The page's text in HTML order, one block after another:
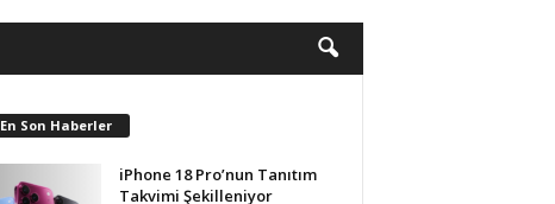
En Son Haberler
iPhone 18 Pro’nun Tanıtım
Takvimi Şekilleniyor